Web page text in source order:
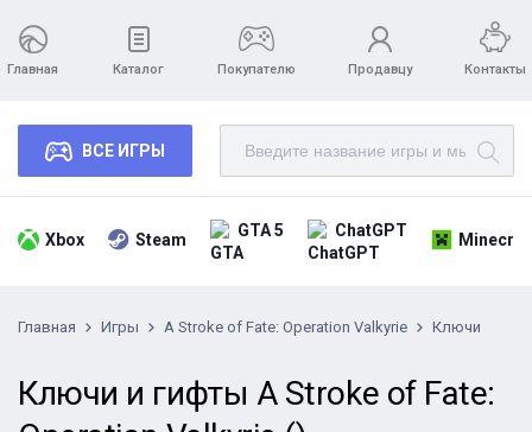
Главная Каталог Покупателю Продавцу Контакты
ВСЕ ИГРЫ
Xbox Steam GTA 5 ChatGPT
Главная Игры A Stroke of Fate: Operation Valkyrie Ключи
Ключи и гифты A Stroke of Fate: